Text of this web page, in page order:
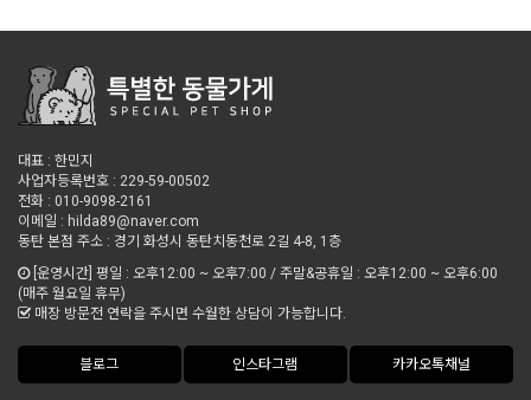
대표 : 한민지
사업자등록번호 : 229-59-00502
전화 : 010-9098-2161
이메일 : hilda89@naver.com
동탄 본점 주소 : 경기 화성시 동탄치동천로 2길 4-8, 1층
[운영시간] 평일 : 오후12:00 ~ 오후7:00 / 주말&공휴일 : 오후12:00 ~ 오후6:00
(매주 월요일 휴무)
매장 방문전 연락을 주시면 수월한 상담이 가능합니다.
블로그 인스타그램 카카오톡채널